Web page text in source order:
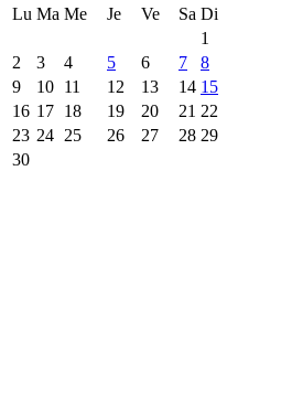
Lu Ma Me Je Ve Sa Di
1
2
3 4 5 6 7
8
9
10 11 12 13 14 15
16 17 18 19 20 21 22
23 24 25 26 27 28 29
30